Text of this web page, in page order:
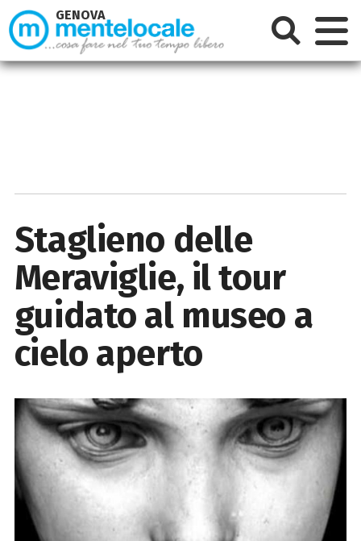
Staglieno delle
Meraviglie, il tour
guidato al museo a
cielo aperto
GENOVA